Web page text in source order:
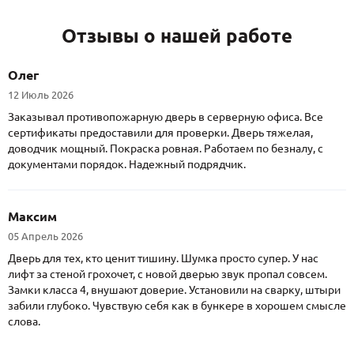
Отзывы о нашей работе
Олег
12 Июль 2026
Заказывал противопожарную дверь в серверную офиса. Все
сертификаты предоставили для проверки. Дверь тяжелая,
доводчик мощный. Покраска ровная. Работаем по безналу, с
документами порядок. Надежный подрядчик.
Максим
05 Апрель 2026
Дверь для тех, кто ценит тишину. Шумка просто супер. У нас
лифт за стеной грохочет, с новой дверью звук пропал совсем.
Замки класса 4, внушают доверие. Установили на сварку, штыри
забили глубоко. Чувствую себя как в бункере в хорошем смысле
слова.